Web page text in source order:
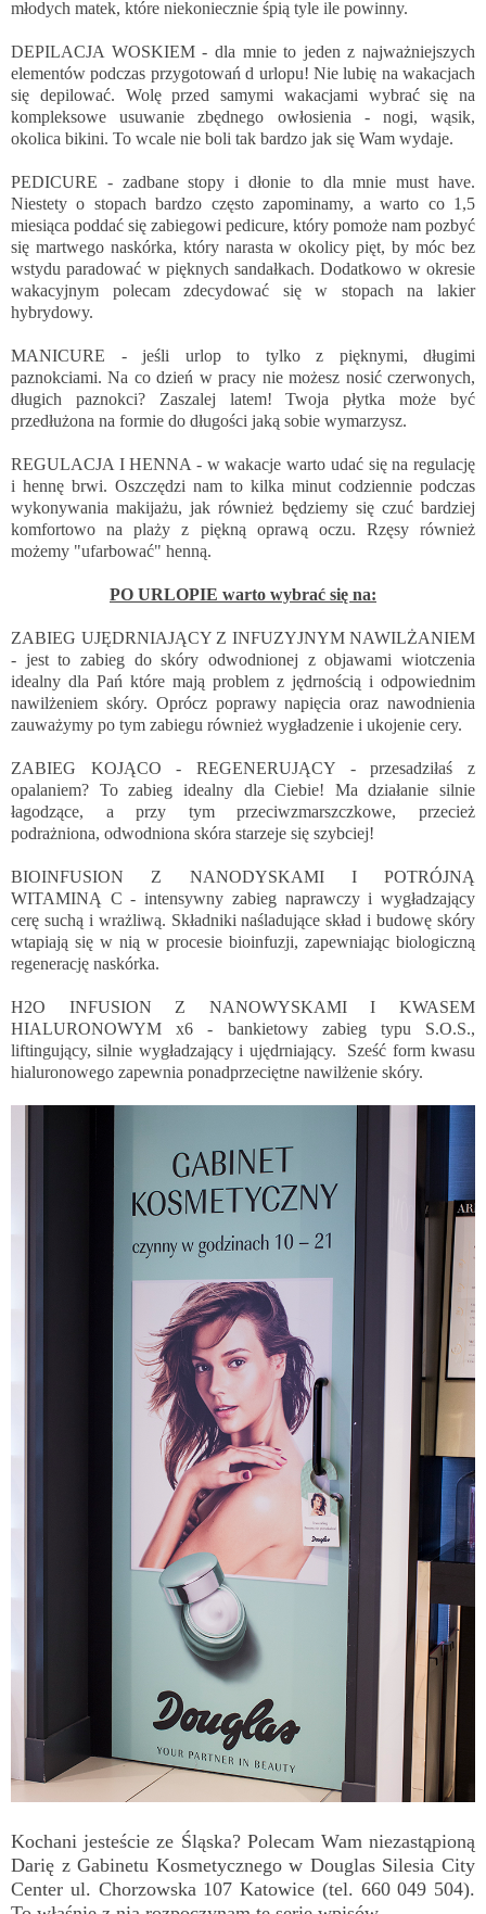
młodych matek, które niekoniecznie śpią tyle ile powinny.
DEPILACJA WOSKIEM - dla mnie to jeden z najważniejszych
elementów podczas przygotowań d urlopu! Nie lubię na wakacjach
się depilować. Wolę przed samymi wakacjami wybrać się na
kompleksowe usuwanie zbędnego owłosienia - nogi, wąsik,
okolica bikini. To wcale nie boli tak bardzo jak się Wam wydaje.
PEDICURE - zadbane stopy i dłonie to dla mnie must have.
Niestety o stopach bardzo często zapominamy, a warto co 1,5
miesiąca poddać się zabiegowi pedicure, który pomoże nam pozbyć
się martwego naskórka, który narasta w okolicy pięt, by móc bez
wstydu paradować w pięknych sandałkach. Dodatkowo w okresie
wakacyjnym polecam zdecydować się w stopach na lakier
hybrydowy.
MANICURE - jeśli urlop to tylko z pięknymi, długimi
paznokciami. Na co dzień w pracy nie możesz nosić czerwonych,
długich paznokci? Zaszalej latem! Twoja płytka może być
przedłużona na formie do długości jaką sobie wymarzysz.
REGULACJA I HENNA - w wakacje warto udać się na regulację
i hennę brwi. Oszczędzi nam to kilka minut codziennie podczas
wykonywania makijażu, jak również będziemy się czuć bardziej
komfortowo na plaży z piękną oprawą oczu. Rzęsy również
możemy "ufarbować" henną.
PO URLOPIE warto wybrać się na:
ZABIEG UJĘDRNIAJĄCY Z INFUZYJNYM NAWILŻANIEM
- jest to zabieg do skóry odwodnionej z objawami wiotczenia
idealny dla Pań które mają problem z jędrnością i odpowiednim
nawilżeniem skóry. Oprócz poprawy napięcia oraz nawodnienia
zauważymy po tym zabiegu również wygładzenie i ukojenie cery.
ZABIEG KOJĄCO - REGENERUJĄCY - przesadziłaś z
opalaniem? To zabieg idealny dla Ciebie! Ma działanie silnie
łagodzące, a przy tym przeciwzmarszczkowe, przecież
podrażniona, odwodniona skóra starzeje się szybciej!
BIOINFUSION Z NANODYSKAMI I POTRÓJNĄ
WITAMINĄ C - intensywny zabieg naprawczy i wygładzający
cerę suchą i wrażliwą. Składniki naśladujące skład i budowę skóry
wtapiają się w nią w procesie bioinfuzji, zapewniając biologiczną
regenerację naskórka.
H2O INFUSION Z NANOWYSKAMI I KWASEM
HIALURONOWYM x6 - bankietowy zabieg typu S.O.S.,
liftingujący, silnie wygładzający i ujędrniający. Sześć form kwasu
hialuronowego zapewnia ponadprzeciętne nawilżenie skóry.
Kochani jesteście ze Śląska? Polecam Wam niezastąpioną
Darię z Gabinetu Kosmetycznego w Douglas Silesia City
Center ul. Chorzowska 107 Katowice (tel. 660 049 504).